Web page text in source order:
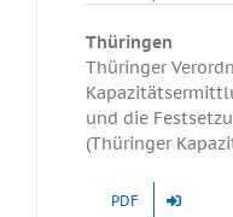
Thüringen
Thüringer
und die
(Thüringer
PDF